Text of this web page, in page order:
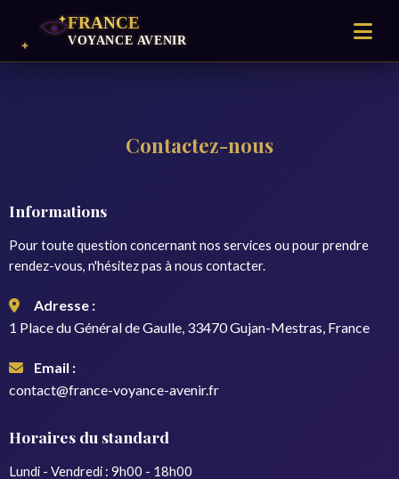
Contactez-nous
Informations
Pour toute question concernant nos services ou pour prendre
rendez-vous, n'hésitez pas à nous contacter.
Adresse :
1 Place du Général de Gaulle, 33470 Gujan-Mestras, France
Email :
contact@france-voyance-avenir.fr
Horaires du standard
Lundi - Vendredi : 9h00 - 18h00